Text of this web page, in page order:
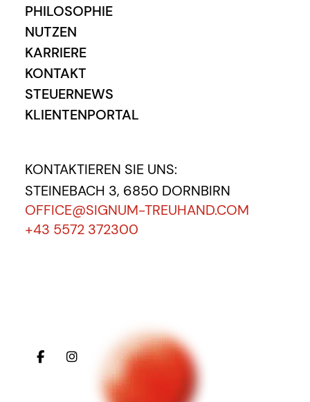
PHILOSOPHIE
NUTZEN
KARRIERE
KONTAKT
STEUERNEWS
KLIENTENPORTAL
KONTAKTIEREN SIE UNS:
STEINEBACH 3, 6850 DORNBIRN
OFFICE@SIGNUM-TREUHAND.COM
+43 5572 372300